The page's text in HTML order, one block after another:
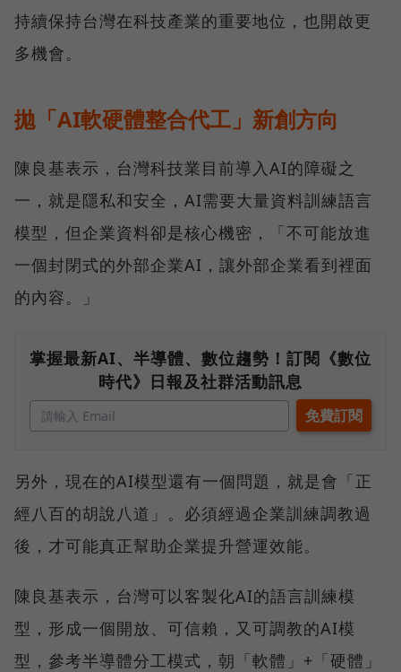
持續保持台灣在科技產業的重要地位，也開啟更
多機會。
拋「AI軟硬體整合代工」新創方向
陳良基表示，台灣科技業目前導入AI的障礙之
一，就是隱私和安全，AI需要大量資料訓練語言
模型，但企業資料卻是核心機密，「不可能放進
一個封閉式的外部企業AI，讓外部企業看到裡面
的內容。」
掌握最新AI、半導體、數位趨勢！訂閱《數位
時代》日報及社群活動訊息
另外，現在的AI模型還有一個問題，就是會「正
經八百的胡說八道」。必須經過企業訓練調教過
後，才可能真正幫助企業提升營運效能。
陳良基表示，台灣可以客製化AI的語言訓練模
型，形成一個開放、可信賴，又可調教的AI模
型，參考半導體分工模式，朝「軟體」+「硬體」